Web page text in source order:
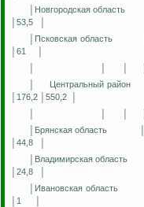
│Новгородская область
│53,5
│Псковская область
│61
Центральный район
│176,2 │550,2
│Брянская область
│44,8
│Владимирская область
│24,8
│Ивановская область
│1